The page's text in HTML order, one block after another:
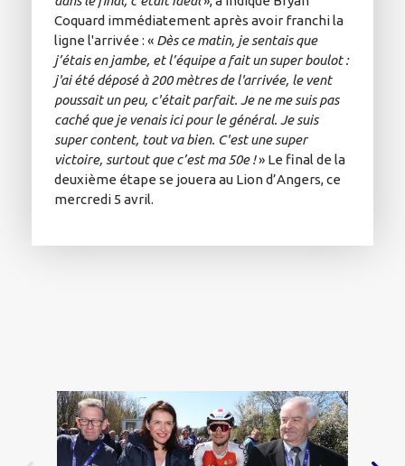
Coquard immédiatement après avoir franchi la
ligne l'arrivée : « Dès ce matin, je sentais que
j’étais en jambe, et l’équipe a fait un super boulot :
j'ai été déposé à 200 mètres de l'arrivée, le vent
poussait un peu, c'était parfait. Je ne me suis pas
caché que je venais ici pour le général. Je suis
super content, tout va bien. C'est une super
victoire, surtout que c’est ma 50e !» Le final de la
deuxième étape se jouera au Lion d’Angers, ce
mercredi 5 avril.